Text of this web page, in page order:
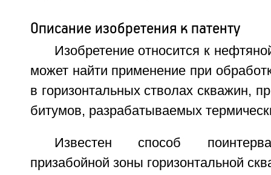
Описание изобретения к патенту
Изобретение относится к
может найти применение при
в горизонтальных стволах скважин,
битумов, разрабатываемых
Известен способ
призабойной зоны горизонтальной